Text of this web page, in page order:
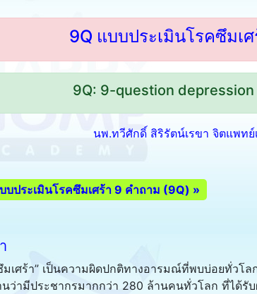
9Q แบบประเมินโรคซึมเ
9Q: 9-question
นพ.ทวีศักดิ์ สิริรัตน์เรขา จิตแพทย์
บประเมินโรคซึมเศร้า 9 คำถาม (9Q) »
มเศร้า” เป็นความผิดปกติทางอารมณ์ที่พบบ่อยทั่วโ
นว่ามีประชากรมากกว่า 280 ล้านคนทั่วโลก ที่ได้รั